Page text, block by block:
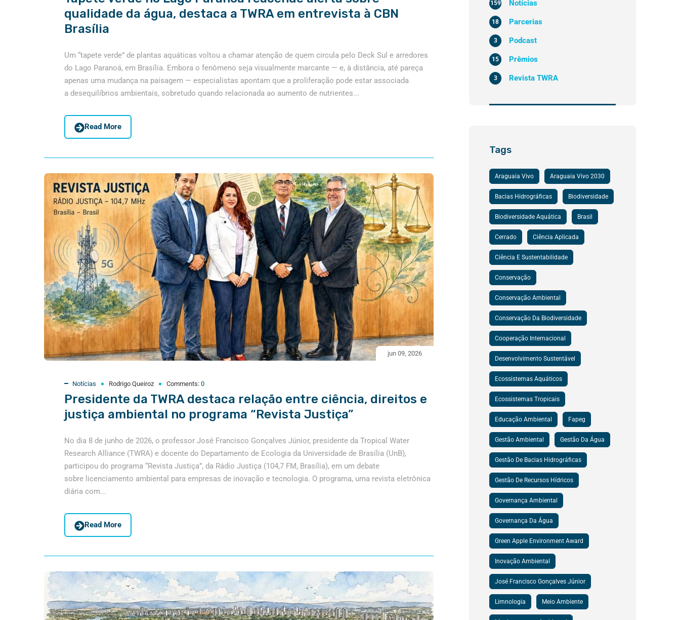
qualidade da água, destaca a TWRA em entrevista à CBN
Brasília
Um “tapete verde” de plantas aquáticas voltou a chamar atenção de quem circula pelo Deck Sul e arredores
do Lago Paranoá, em Brasília. Embora o fenômeno seja visualmente marcante — e, à distância, até pareça
apenas uma mudança na paisagem — especialistas apontam que a proliferação pode estar associada
a desequilíbrios ambientais, sobretudo quando relacionada ao aumento de nutrientes...
Read More
jun 09, 2026
Notícias Rodrigo Queiroz Comments: 0
Presidente da TWRA destaca relação entre ciência, direitos e
justiça ambiental no programa “Revista Justiça”
No dia 8 de junho de 2026, o professor José Francisco Gonçalves Júnior, presidente da Tropical Water
Research Alliance (TWRA) e docente do Departamento de Ecologia da Universidade de Brasília (UnB),
participou do programa “Revista Justiça”, da Rádio Justiça (104,7 FM, Brasília), em um debate
sobre licenciamento ambiental para empresas de inovação e tecnologia. O programa, uma revista eletrônica
diária com...
Read More
Notícias
159
Parcerias
18
Podcast
3
Prêmios
15
Revista TWRA
3
Tags
Araguaia Vivo Araguaia Vivo 2030
Bacias Hidrográficas Biodiversidade
Biodiversidade Aquática Brasil
Cerrado Ciência Aplicada
Ciência E Sustentabilidade
Conservação
Conservação Ambiental
Conservação Da Biodiversidade
Cooperação Internacional
Desenvolvimento Sustentável
Ecossistemas Aquáticos
Ecossistemas Tropicais
Educação Ambiental Fapeg
Gestão Ambiental Gestão Da Água
Gestão De Bacias Hidrográficas
Gestão De Recursos Hídricos
Governança Ambiental
Governança Da Água
Green Apple Environment Award
Inovação Ambiental
José Francisco Gonçalves Júnior
Limnologia Meio Ambiente